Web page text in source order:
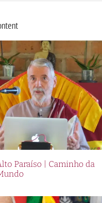
Paraíso | Caminho da